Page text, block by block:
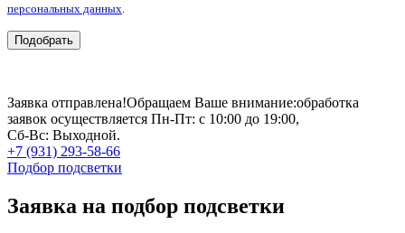
персональных данных
Подобрать
Заявка отправлена!Обращаем Ваше внимание:обработка
заявок осуществляется Пн-Пт: с 10:00 до 19:00,
Сб-Вс: Выходной.
+7 (931) 293-58-66
Подбор подсветки
Заявка на подбор подсветки